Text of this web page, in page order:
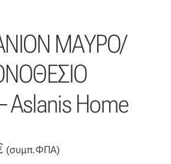
ΜΑΥΡΟ/
Aslanis Home
Η(συμπ.ΦΠΑ)